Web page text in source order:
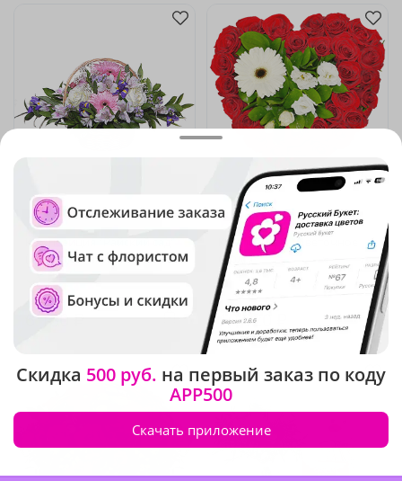
4.9 (140)
Композиция "Райский сад"
(Экстра)
В наличии
6 180 ₽
4.9(114)
Композиция "Цветочное
сердце"
В наличии
10 020 ₽
Скидка 500 руб. на первый заказ по коду
APP500
Скачать приложение